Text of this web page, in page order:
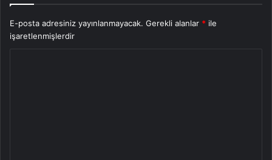
E-posta adresiniz yayınlanmayacak. Gerekli alanlar * ile
işaretlenmişlerdir